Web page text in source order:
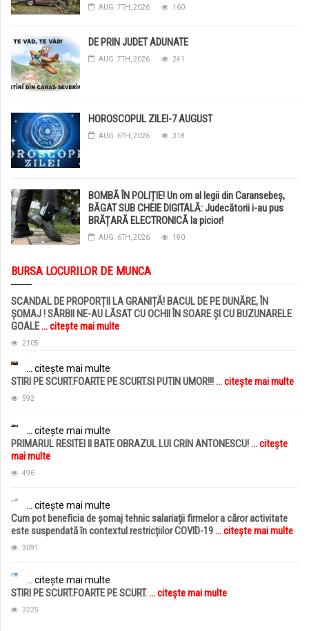
DISTRUSE DE GRINDINĂ!
AUG. 7TH, 2026 160
DE PRIN JUDET ADUNATE
AUG. 7TH, 2026 241
HOROSCOPUL ZILEI-7 AUGUST
AUG. 6TH, 2026 318
BOMBĂ ÎN POLIȚIE! Un om al legii din Caransebeș,
BĂGAT SUB CHEIE DIGITALĂ: Judecătorii i-au pus
BRĂȚARĂ ELECTRONICĂ la picior!
AUG. 6TH, 2026 180
BURSA LOCURILOR DE MUNCA
SCANDAL DE PROPORȚII LA GRANIȚĂ! BACUL DE PE DUNĂRE, ÎN
ȘOMAJ ! SÂRBII NE-AU LĂSAT CU OCHII ÎN SOARE ȘI CU BUZUNARELE
GOALE... citește mai multe
2105
... citește mai multe
STIRI PE SCURT.FOARTE PE SCURT.SI PUTIN UMOR!!!... citește mai multe
592
... citește mai multe
PRIMARUL RESITEI II BATE OBRAZUL LUI CRIN ANTONESCU!... citește
mai multe
496
... citește mai multe
Cum pot beneficia de șomaj tehnic salariații firmelor a căror activitate
este suspendată în contextul restricțiilor COVID-19... citește mai multe
3091
... citește mai multe
STIRI PE SCURT.FOARTE PE SCURT.... citește mai multe
3225